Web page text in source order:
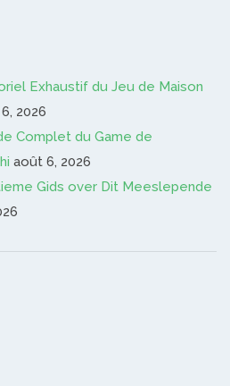
Exhaustif du Jeu de Maison
2026
Complet du Game de
août 6, 2026
Gids over Dit Meeslepende